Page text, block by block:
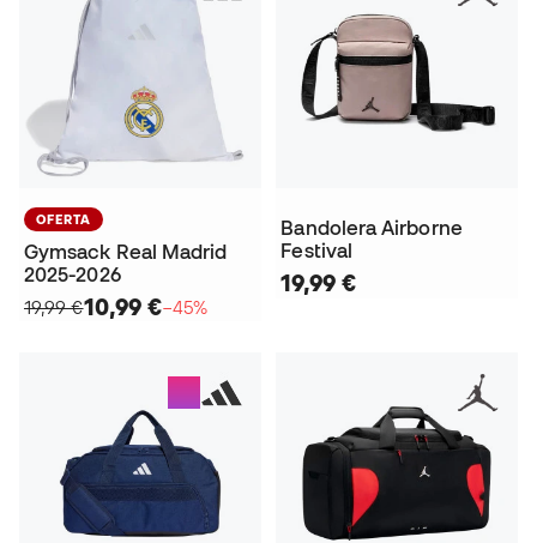
OFERTA
Gymsack Real Madrid
2025-2026
19,99 €10,99 €−45%
Bandolera Airborne
Festival
19,99 €